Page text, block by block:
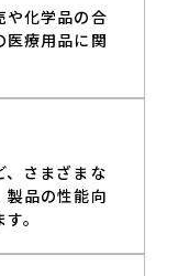
や化学品の合
医療用品に関
、さまざまな
製品の性能向
。